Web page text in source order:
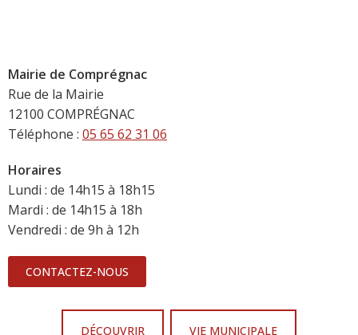
Mairie de Comprégnac
Rue de la Mairie
12100 COMPRÉGNAC
Téléphone : 05 65 62 31 06
Horaires
Lundi : de 14h15 à 18h15
Mardi : de 14h15 à 18h
Vendredi : de 9h à 12h
CONTACTEZ-NOUS
DÉCOUVRIR VIE MUNICIPALE